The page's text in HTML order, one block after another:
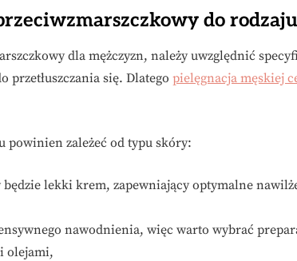
do
dla mężczyzn, należy uwzględnić
przetłuszczania się. Dlatego pielęgnacja męskiej
powinien zależeć od typu skóry:
lekki krem, zapewniający optymalne
nawodnienia, więc warto wybrać
olejami,